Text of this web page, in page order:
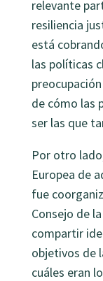
relevante
resiliencia
está
las políticas
de cómo las
ser las que
Por otro
Europea de
fue
Consejo de
compartir
objetivos de
cuáles eran